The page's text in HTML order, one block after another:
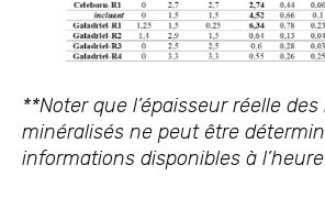
**Noter que l’épaisseur réelle
minéralisés ne peut être
informations disponibles à